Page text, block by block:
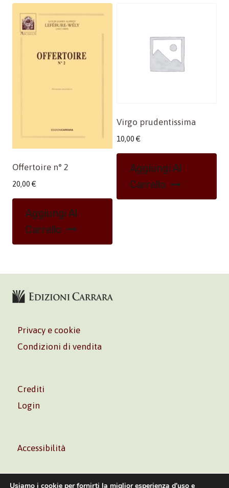
Offertoire n° 2
20,00 €
Aggiungi Al
Carrello
Virgo prudentissima
10,00 €
Aggiungi Al
Carrello
Privacy e cookie
Condizioni di vendita
Crediti
Login
Accessibilità
Usiamo i cookie per fornirti la miglior esperienza d'uso e